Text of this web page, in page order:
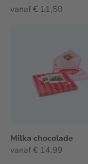
vanaf € 11,50
Milka chocolade
vanaf € 14,99